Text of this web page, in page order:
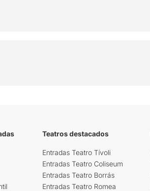
Teatros destacados
Entradas Teatro Tívoli
Entradas Teatro Coliseum
Entradas Teatro Borrás
Entradas Teatro Romea